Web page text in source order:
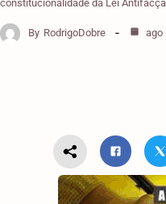
constitucionalidade da Lei
By RodrigoDobre ago